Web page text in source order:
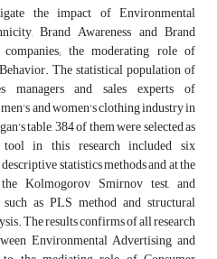
the impact of Environmental
Brand Awareness and Brand
the moderating role of
The statistical population of
managers and sales experts of
and women's clothing industry in
table, 384 of them were selected as
tool in this research included six
statistics methods and at the
Kolmogorov Smirnov test, and
as PLS method and structural
The results confirms of all research
Environmental Advertising and